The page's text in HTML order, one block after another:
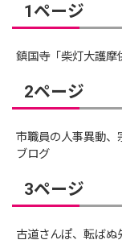
1ページ
鎮国寺「柴灯大護摩
2ページ
市職員の人事異動、
ブログ
3ページ
古道さんぽ、転ばぬ